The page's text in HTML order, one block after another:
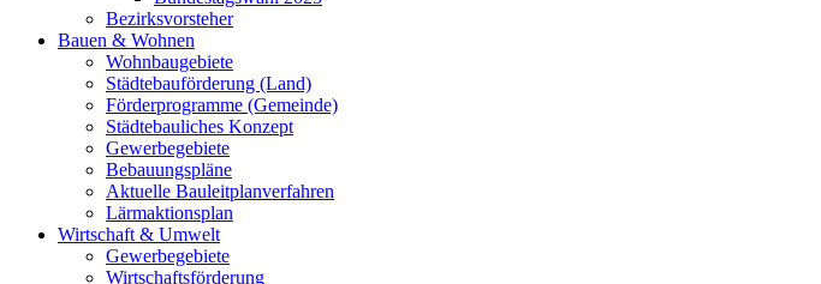
Bezirksvorsteher
Bauen & Wohnen
Wohnbaugebiete
Städtebauförderung (Land)
Förderprogramme (Gemeinde)
Städtebauliches Konzept
Gewerbegebiete
Bebauungspläne
Aktuelle Bauleitplanverfahren
Lärmaktionsplan
Wirtschaft & Umwelt
Gewerbegebiete
Wirtschaftsförderung